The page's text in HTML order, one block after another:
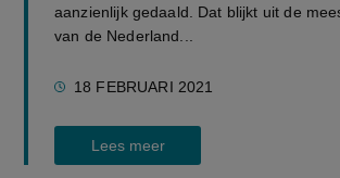
aanzienlijk gedaald. Dat blijkt uit de
van de Nederland...
18 FEBRUARI 2021
Lees meer